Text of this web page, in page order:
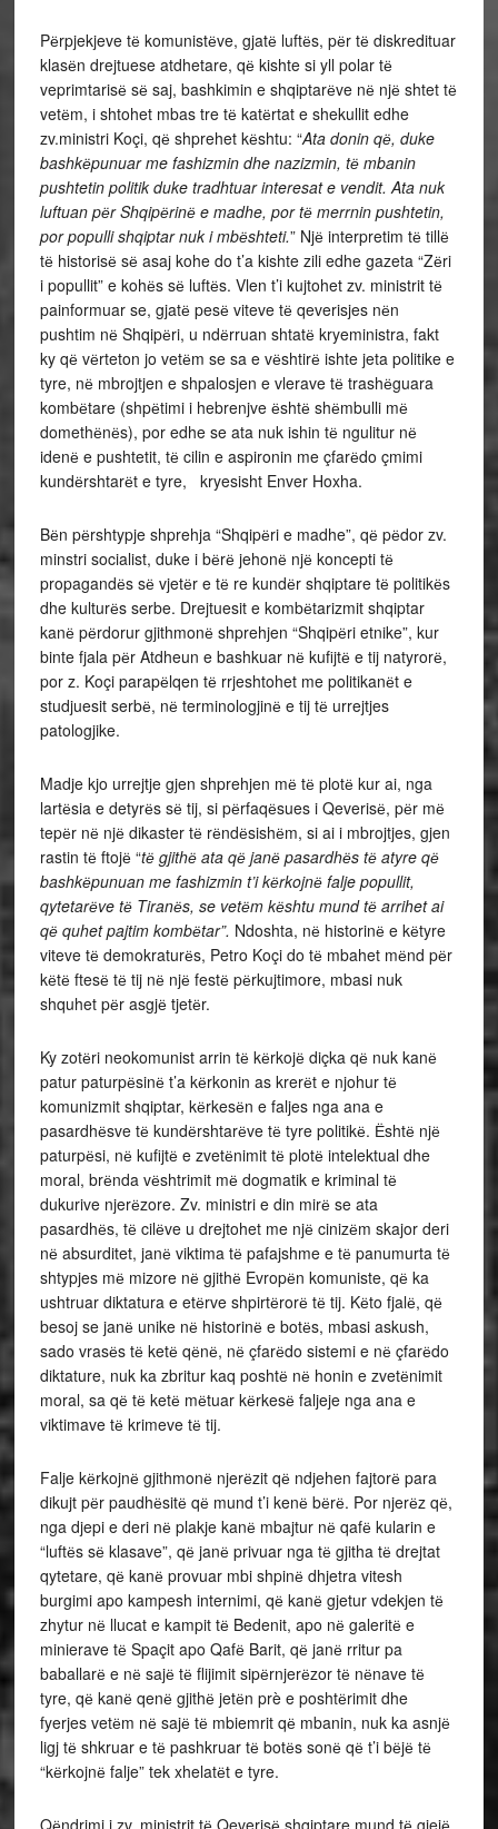
Pёrpjekjeve tё komunistёve, gjatё luftёs, pёr tё diskredituar
klasёn drejtuese atdhetare, qё kishte si yll polar tё
veprimtarisё sё saj, bashkimin e shqiptarёve nё njё shtet tё
vetёm, i shtohet mbas tre tё katёrtat e shekullit edhe
zv.ministri Koçi, qё shprehet kёshtu: “Ata donin qё, duke
bashkёpunuar me fashizmin dhe nazizmin, tё mbanin
pushtetin politik duke tradhtuar interesat e vendit. Ata nuk
luftuan pёr Shqipёrinё e madhe, por tё merrnin pushtetin,
por populli shqiptar nuk i mbёshteti.” Njё interpretim tё tillё
tё historisё sё asaj kohe do t’a kishte zili edhe gazeta “Zёri
i popullit” e kohёs sё luftёs. Vlen t’i kujtohet zv. ministrit tё
painformuar se, gjatё pesё viteve tё qeverisjes nёn
pushtim nё Shqipёri, u ndёrruan shtatё kryeministra, fakt
ky qё vёrteton jo vetёm se sa e vёshtirё ishte jeta politike e
tyre, nё mbrojtjen e shpalosjen e vlerave tё trashёguara
kombёtare (shpёtimi i hebrenjve ёshtё shёmbulli mё
domethёnёs), por edhe se ata nuk ishin tё ngulitur nё
idenё e pushtetit, tё cilin e aspironin me çfarёdo çmimi
kundёrshtarёt e tyre, kryesisht Enver Hoxha.
Bёn pёrshtypje shprehja “Shqipёri e madhe”, qё pёdor zv.
minstri socialist, duke i bёrё jehonё njё koncepti tё
propagandёs sё vjetёr e tё re kundёr shqiptare tё politikёs
dhe kulturёs serbe. Drejtuesit e kombёtarizmit shqiptar
kanё pёrdorur gjithmonё shprehjen “Shqipёri etnike”, kur
binte fjala pёr Atdheun e bashkuar nё kufijtё e tij natyrorё,
por z. Koçi parapёlqen tё rrjeshtohet me politikanёt e
studjuesit serbё, nё terminologjinё e tij tё urrejtjes
patologjike.
Madje kjo urrejtje gjen shprehjen mё tё plotё kur ai, nga
lartёsia e detyrёs sё tij, si pёrfaqёsues i Qeverisё, pёr mё
tepёr nё njё dikaster tё rёndёsishёm, si ai i mbrojtjes, gjen
rastin tё ftojё “tё gjithё ata qё janё pasardhёs tё atyre qё
bashkёpunuan me fashizmin t’i kёrkojnё falje popullit,
qytetarёve tё Tiranёs, se vetёm kёshtu mund tё arrihet ai
qё quhet pajtim kombёtar”. Ndoshta, nё historinё e kёtyre
viteve tё demokraturёs, Petro Koçi do tё mbahet mёnd pёr
kёtё ftesё tё tij nё njё festё pёrkujtimore, mbasi nuk
shquhet pёr asgjё tjetёr.
Ky zotёri neokomunist arrin tё kёrkojё diçka qё nuk kanё
patur paturpёsinё t’a kёrkonin as krerёt e njohur tё
komunizmit shqiptar, kёrkesёn e faljes nga ana e
pasardhёsve tё kundёrshtarёve tё tyre politikё. Ёshtё njё
paturpёsi, nё kufijtё e zvetёnimit tё plotё intelektual dhe
moral, brёnda vёshtrimit mё dogmatik e kriminal tё
dukurive njerёzore. Zv. ministri e din mirё se ata
pasardhёs, tё cilёve u drejtohet me njё cinizёm skajor deri
nё absurditet, janё viktima tё pafajshme e tё panumurta tё
shtypjes mё mizore nё gjithё Evropёn komuniste, qё ka
ushtruar diktatura e etёrve shpirtёrorё tё tij. Kёto fjalё, qё
besoj se janё unike nё historinё e botёs, mbasi askush,
sado vrasёs tё ketё qёnё, nё çfarёdo sistemi e nё çfarёdo
diktature, nuk ka zbritur kaq poshtё nё honin e zvetёnimit
moral, sa qё tё ketё mёtuar kёrkesё faljeje nga ana e
viktimave tё krimeve tё tij.
Falje kёrkojnё gjithmonё njerёzit qё ndjehen fajtorё para
dikujt pёr paudhёsitё qё mund t’i kenё bёrё. Por njerёz qё,
nga djepi e deri nё plakje kanё mbajtur nё qafё kularin e
“luftёs sё klasave”, qё janё privuar nga tё gjitha tё drejtat
qytetare, qё kanё provuar mbi shpinё dhjetra vitesh
burgimi apo kampesh internimi, qё kanё gjetur vdekjen tё
zhytur nё llucat e kampit tё Bedenit, apo nё galeritё e
minierave tё Spaçit apo Qafё Barit, qё janё rritur pa
baballarё e nё sajё tё flijimit sipёrnjerёzor tё nёnave tё
tyre, qё kanё qenё gjithё jetёn prè e poshtёrimit dhe
fyerjes vetёm nё sajё tё mbiemrit qё mbanin, nuk ka asnjё
ligj tё shkruar e tё pashkruar tё botёs sonё qё t’i bёjё tё
“kёrkojnё falje” tek xhelatёt e tyre.